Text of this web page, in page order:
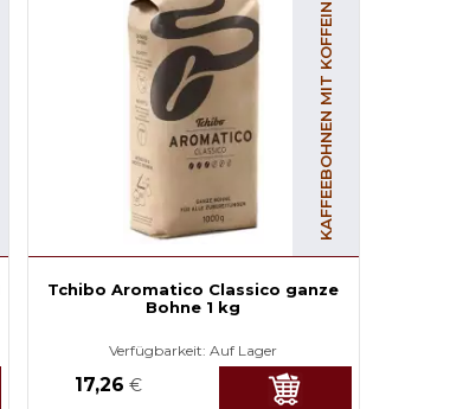
KAFFEEBOHNEN MIT KOFFEIN
Tchibo Aromatico Classico ganze
Bohne 1 kg
Verfügbarkeit:Auf Lager
17,26 €